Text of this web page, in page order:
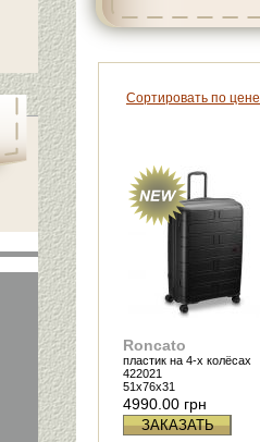
Сортировать по цене
Roncato
пластик на 4-х колёсах
422021
51x76x31
4990.00 грн
ЗАКАЗАТЬ